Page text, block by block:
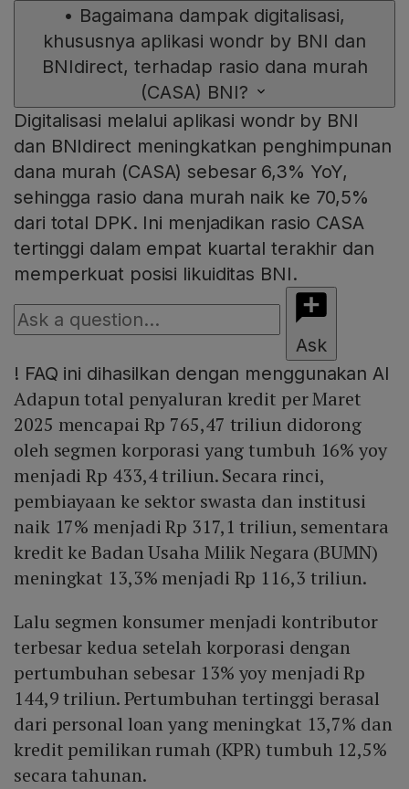
• Bagaimana dampak digitalisasi,
khususnya aplikasi wondr by BNI dan
BNIdirect, terhadap rasio dana murah
(CASA) BNI?
Digitalisasi melalui aplikasi wondr by BNI
dan BNIdirect meningkatkan penghimpunan
dana murah (CASA) sebesar 6,3% YoY,
sehingga rasio dana murah naik ke 70,5%
dari total DPK. Ini menjadikan rasio CASA
tertinggi dalam empat kuartal terakhir dan
memperkuat posisi likuiditas BNI.
Ask
! FAQ ini dihasilkan dengan menggunakan AI
Adapun total penyaluran kredit per Maret
2025 mencapai Rp 765,47 triliun didorong
oleh segmen korporasi yang tumbuh 16% yoy
menjadi Rp 433,4 triliun. Secara rinci,
pembiayaan ke sektor swasta dan institusi
naik 17% menjadi Rp 317,1 triliun, sementara
kredit ke Badan Usaha Milik Negara (BUMN)
meningkat 13,3% menjadi Rp 116,3 triliun.
Lalu segmen konsumer menjadi kontributor
terbesar kedua setelah korporasi dengan
pertumbuhan sebesar 13% yoy menjadi Rp
144,9 triliun. Pertumbuhan tertinggi berasal
dari personal loan yang meningkat 13,7% dan
kredit pemilikan rumah (KPR) tumbuh 12,5%
secara tahunan.